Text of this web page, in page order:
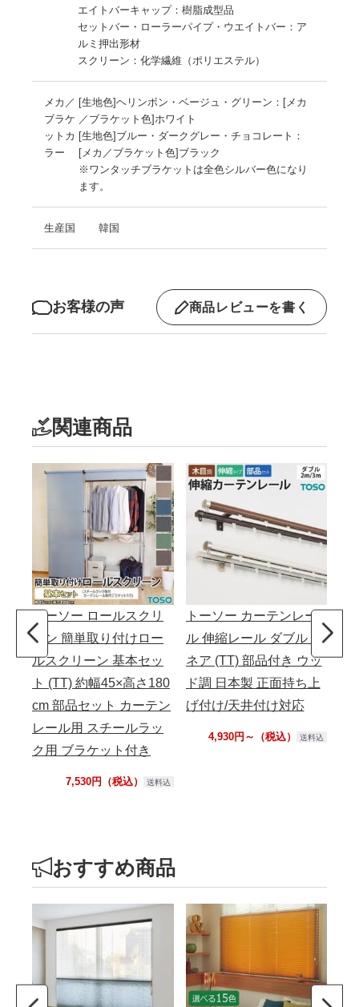
エイトバーキャップ：樹脂成型品
セットバー・ローラーパイプ・ウエイトバー：ア
ルミ押出形材
スクリーン：化学繊維（ポリエステル）
メカ／
ブラケ
ットカ
ラー
[生地色]ヘリンボン・ベージュ・グリーン：[メカ
／ブラケット色]ホワイト
[生地色]ブルー・ダークグレー・チョコレート：
[メカ／ブラケット色]ブラック
※ワンタッチブラケットは全色シルバー色になり
ます。
生産国 韓国
お客様の声 商品レビューを書く
関連商品
トーソー ロールスクリ
ーン 簡単取り付けロー
ルスクリーン 基本セッ
ト (TT) 約幅45×高さ180
cm 部品セット カーテン
レール用 スチールラッ
ク用 ブラケット付き
7,530円（税込） 送料込
トーソー カーテンレー
ル 伸縮レール ダブル リ
ネア (TT) 部品付き ウッ
ド調 日本製 正面持ち上
げ付け/天井付け対応
4,930円～（税込） 送料込
ネ
おすすめ商品